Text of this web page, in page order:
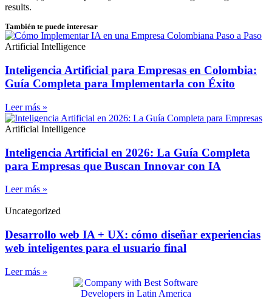
results.
También te puede interesar
Artificial Intelligence
Inteligencia Artificial para Empresas en Colombia:
Guía Completa para Implementarla con Éxito
Leer más »
Artificial Intelligence
Inteligencia Artificial en 2026: La Guía Completa
para Empresas que Buscan Innovar con IA
Leer más »
Uncategorized
Desarrollo web IA + UX: cómo diseñar experiencias
web inteligentes para el usuario final
Leer más »